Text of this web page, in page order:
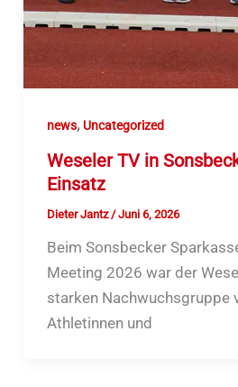
news, Uncategorized
Weseler TV in
Einsatz
Dieter Jantz/Juni 6, 2026
Beim Sonsbecker
Meeting 2026 war der
starken Nachwuchsgruppe
Athletinnen und